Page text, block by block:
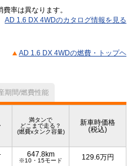
率は異なります。
AD 1.6 DX 4WDのカタログ情報を見る
AD 1.6 DX 4WDの燃費・トップヘ
期間/燃費性能
満タンで
どこまで走る？
(燃費xタンク容量)
新車時価格
(税込)
647.8km
※10・15モード 129.6万円